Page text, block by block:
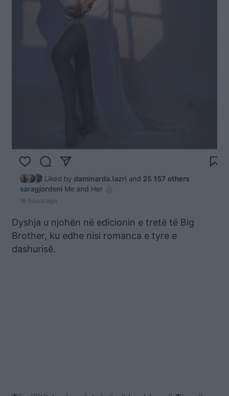
Dyshja u njohën në edicionin e tretë të Big
Brother, ku edhe nisi romanca e tyre e
dashurisë.